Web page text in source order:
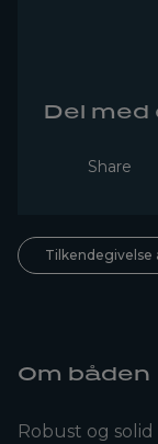
Del med
Share
Tilkendegivelse
Om båden
Robust og